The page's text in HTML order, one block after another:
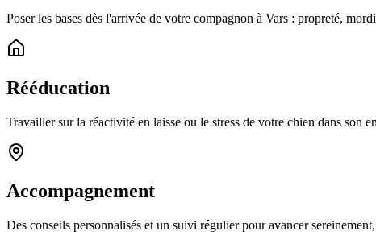
Poser les bases dès l'arrivée de votre compagnon à Vars : propreté,
Rééducation
Travailler sur la réactivité en laisse ou le stress de votre chien dans son
Accompagnement
Des conseils personnalisés et un suivi régulier pour avancer